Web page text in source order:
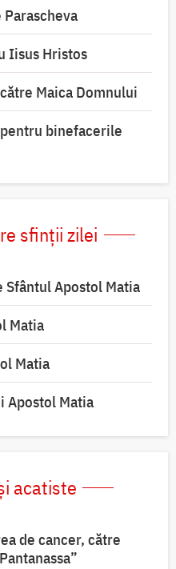
Iisus Hristos
Maica Domnului
binefacerile
sfinții zilei
Sfântul Apostol Matia
Matia
Matia
Apostol Matia
acatiste
de cancer, către